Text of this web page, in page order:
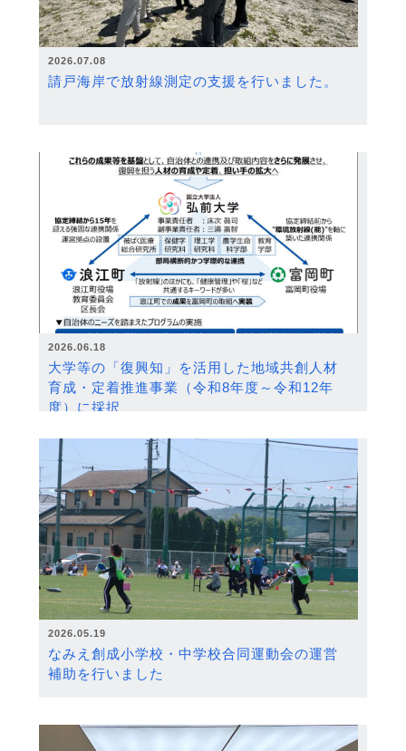
2026.07.08
請戸海岸で放射線測定の支援を行いました。
2026.06.18
大学等の「復興知」を活用した地域共創人材
育成・定着推進事業（令和8年度～令和12年
度）に採択
2026.05.19
なみえ創成小学校・中学校合同運動会の運営
補助を行いました